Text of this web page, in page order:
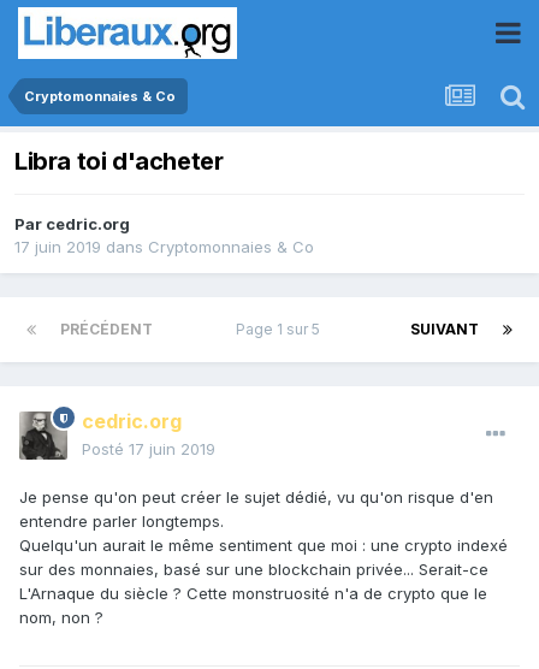
Cryptomonnaies & Co
Libra toi d'acheter
Par cedric.org
17 juin 2019 dans Cryptomonnaies & Co
PRÉCÉDENT SUIVANT
Page 1 sur 5
cedric.org
Posté 17 juin 2019
Je pense qu'on peut créer le sujet dédié, vu qu'on risque d'en
entendre parler longtemps.
Quelqu'un aurait le même sentiment que moi : une crypto indexé
sur des monnaies, basé sur une blockchain privée... Serait-ce
L'Arnaque du siècle ? Cette monstruosité n'a de crypto que le
nom, non ?